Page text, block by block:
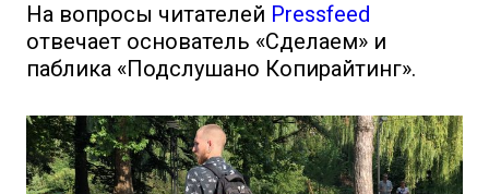
На вопросы читателей Pressfeed
отвечает основатель «Сделаем» и
паблика «Подслушано Копирайтинг».